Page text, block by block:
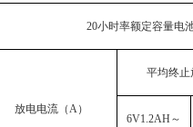
20小时率额定容量电
放电电流（ A ）
平均终止
6V1.2AH ～